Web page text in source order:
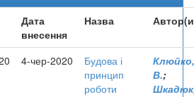
Дата
внесення
Назва
4-чер-2020
Будова і
принцип
роботи
Клюйко,
В.;